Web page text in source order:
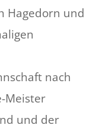
Hagedorn und
nach
Meister
und der